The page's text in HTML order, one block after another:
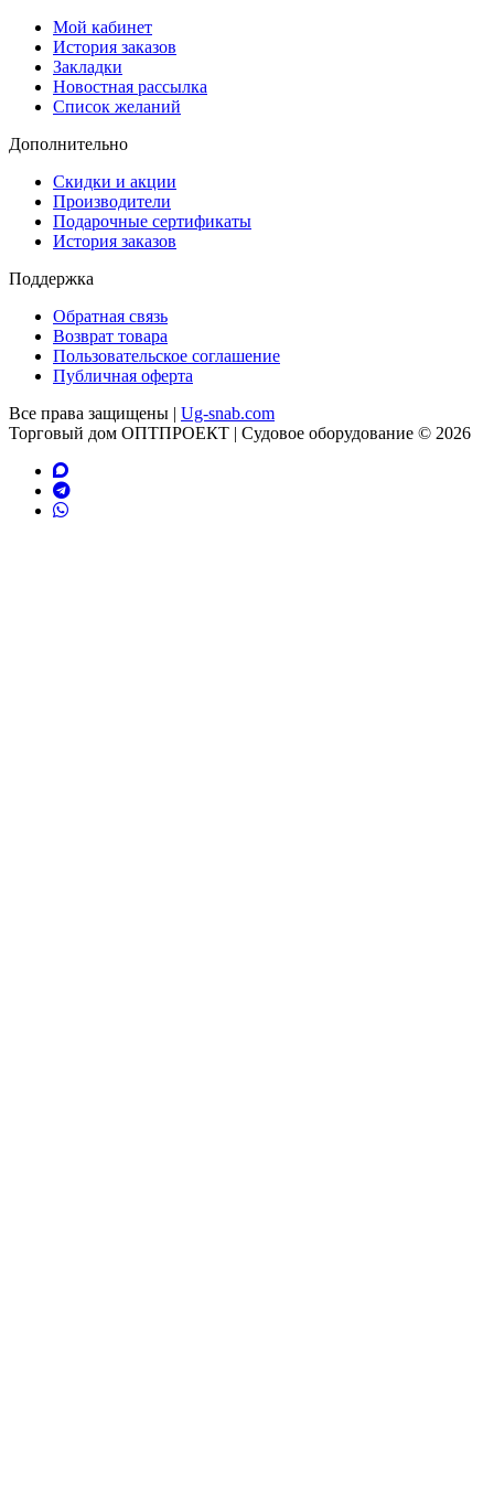
Мой кабинет
История заказов
Закладки
Новостная рассылка
Список желаний
Дополнительно
Скидки и акции
Производители
Подарочные сертификаты
История заказов
Поддержка
Обратная связь
Возврат товара
Пользовательское соглашение
Публичная оферта
Все права защищены | Ug-snab.com
Торговый дом ОПТПРОЕКТ | Судовое оборудование © 2026